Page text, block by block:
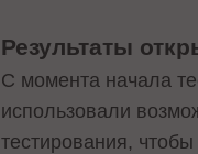
Результаты
С момента начала
использовали
тестирования,